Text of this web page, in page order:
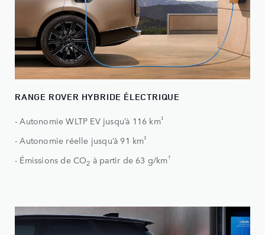
RANGE ROVER HYBRIDE ÉLECTRIQUE
- Autonomie WLTP EV jusqu’à 116 km‡
- Autonomie réelle jusqu’à 91 km‡
- Émissions de CO2 à partir de 63 g/km†